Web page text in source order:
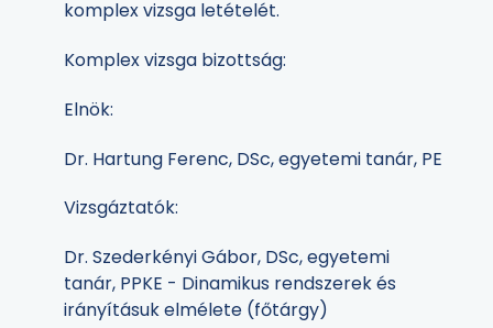
komplex vizsga letételét.
Komplex vizsga bizottság:
Elnök:
Dr. Hartung Ferenc, DSc, egyetemi tanár, PE
Vizsgáztatók:
Dr. Szederkényi Gábor, DSc, egyetemi
tanár, PPKE - Dinamikus rendszerek és
irányításuk elmélete (főtárgy)